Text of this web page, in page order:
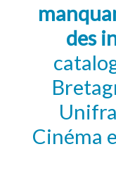
des
Cinéma